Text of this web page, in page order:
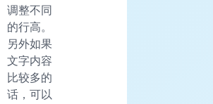
调整不同
的行高。
另外如果
文字内容
比较多的
话，可以